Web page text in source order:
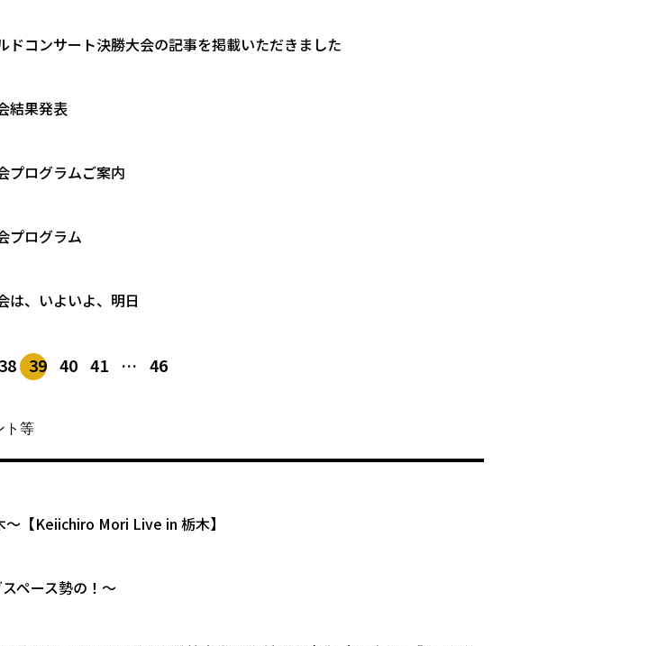
ドコンサート決勝大会の記事を掲載いただきました
結果発表
プログラムご案内
プログラム
は、いよいよ、明日
38 39 40 41 … 46
ト等
【Keiichiro Mori Live in 栃木】
ペース勢の！～